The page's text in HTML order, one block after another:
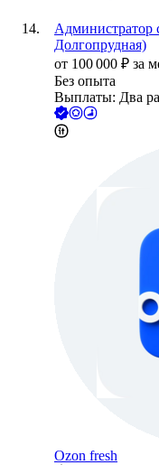
Администратор
Долгопрудная)
от 100 000 ₽ за
Без опыта
Выплаты: Два
Ozon fresh